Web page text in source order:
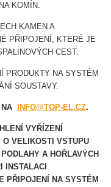
KOMÍN.
KAMEN A
PŘIPOJENÍ, KTERÉ JE
CEST.
PRODUKTY NA SYSTÉM
SOUSTAVY.
INFO@TOP-EL.CZ.
VYŘÍZENÍ
O VELIKOSTI VSTUPU
A HOŘLAVÝCH
INSTALACI
PŘIPOJENÍ NA SYSTÉM